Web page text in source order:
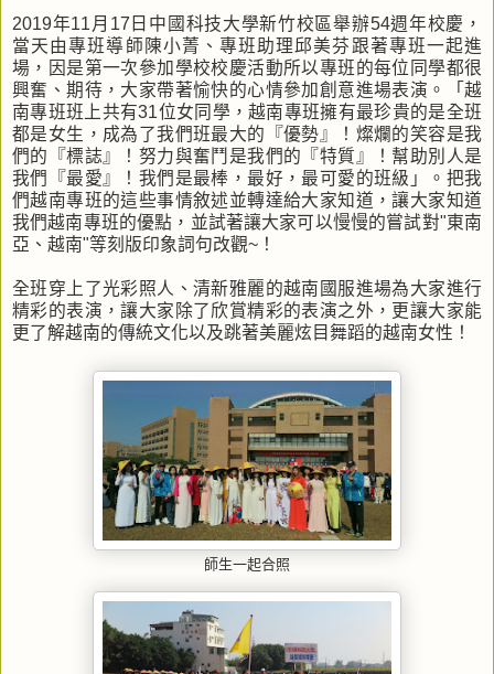
2019年11月17日中國科技大學新竹校區舉辦54週年校慶，
當天由專班導師陳小菁、專班助理邱美芬跟著專班一起進
場，因是第一次參加學校校慶活動所以專班的每位同學都很
興奮、期待，大家帶著愉快的心情參加創意進場表演。「越
南專班班上共有31位女同學，越南專班擁有最珍貴的是全班
都是女生，成為了我們班最大的『優勢』！燦爛的笑容是我
們的『標誌』！努力與奮鬥是我們的『特質』！幫助別人是
我們『最愛』！我們是最棒，最好，最可愛的班級」。把我
們越南專班的這些事情敘述並轉達給大家知道，讓大家知道
我們越南專班的優點，並試著讓大家可以慢慢的嘗試對"東南
亞、越南"等刻版印象詞句改觀~！
全班穿上了光彩照人、清新雅麗的越南國服進場為大家進行
精彩的表演，讓大家除了欣賞精彩的表演之外，更讓大家能
更了解越南的傳統文化以及跳著美麗炫目舞蹈的越南女性！
師生一起合照